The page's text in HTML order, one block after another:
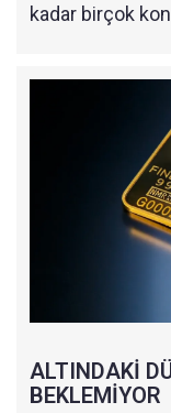
kadar birçok
ALTINDAKİ
BEKLEMİYOR